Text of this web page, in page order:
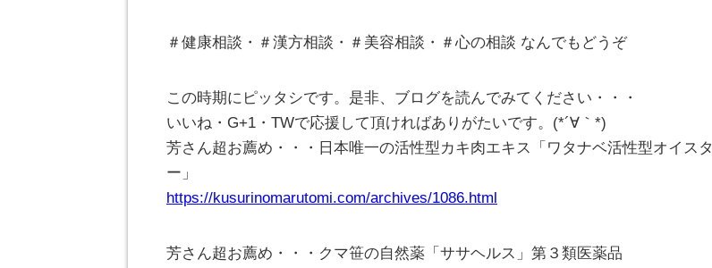
＃健康相談・＃漢方相談・＃美容相談・＃心の相談 なんでもどうぞ
この時期にピッタシです。是非、ブログを読んでみてください・・・
いいね・G+1・TWで応援して頂ければありがたいです。(*´∀｀*)
芳さん超お薦め・・・日本唯一の活性型カキ肉エキス「ワタナベ活性型オイスタ
ー」
https://kusurinomarutomi.com/archives/1086.html
芳さん超お薦め・・・クマ笹の自然薬「ササヘルス」第３類医薬品